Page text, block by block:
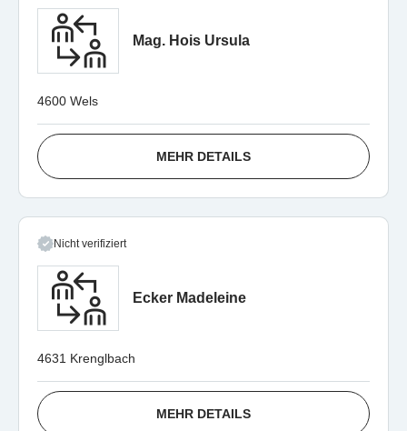
Mag. Hois Ursula
4600 Wels
MEHR DETAILS
Nicht verifiziert
Ecker Madeleine
4631 Krenglbach
MEHR DETAILS